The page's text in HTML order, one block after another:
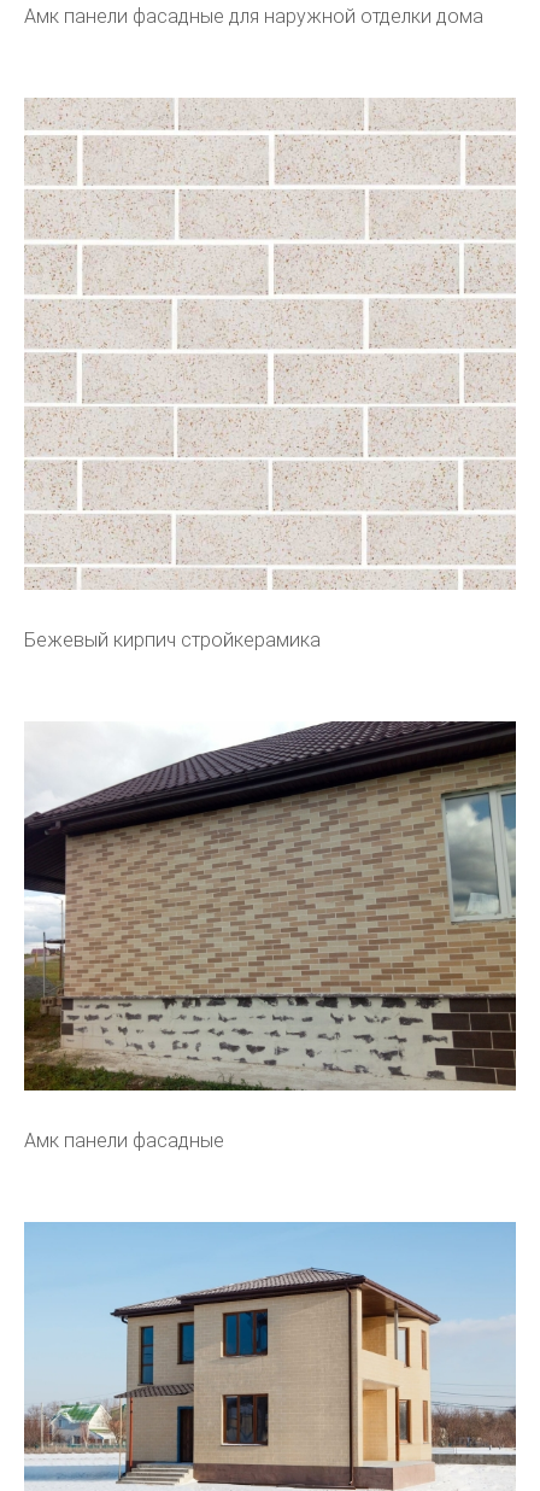
Амк панели фасадные для наружной отделки дома
Бежевый кирпич стройкерамика
Амк панели фасадные